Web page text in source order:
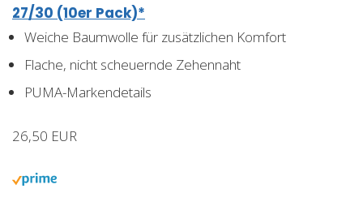
27/30 (10er Pack)*
Weiche Baumwolle für zusätzlichen Komfort
Flache, nicht scheuernde Zehennaht
PUMA-Markendetails
26,50 EUR